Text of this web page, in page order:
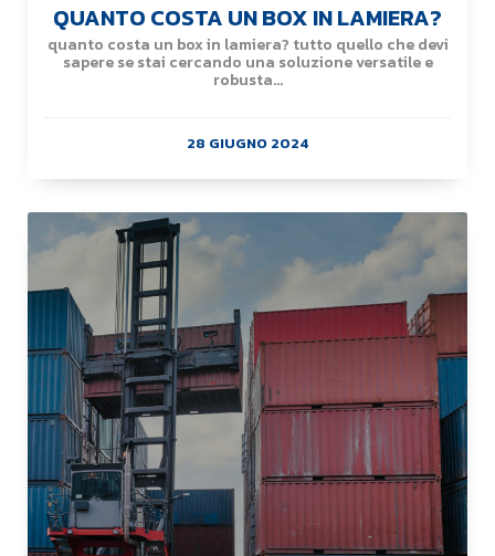
QUANTO COSTA UN BOX IN LAMIERA?
quanto costa un box in lamiera? tutto quello che devi
sapere se stai cercando una soluzione versatile e
robusta...
28 GIUGNO 2024